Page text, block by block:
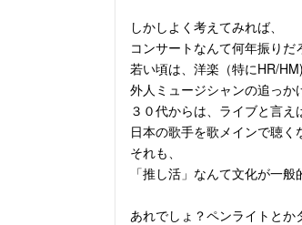
しかしよく考えてみれば、
コンサートなんて何年振りだ
若い頃は、洋楽（特にHR/HM)
外人ミュージシャンの追っか
３０代からは、ライブと言え
日本の歌手を歌メインで聴く
それも、
「推し活」なんて文化が一般
あれでしょ？ペンライトとか